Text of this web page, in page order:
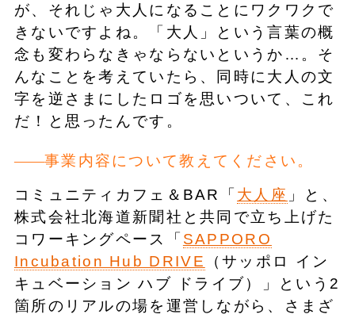
が、それじゃ大人になることにワクワクで
きないですよね。「大人」という言葉の概
念も変わらなきゃならないというか…。そ
んなことを考えていたら、同時に大人の文
字を逆さまにしたロゴを思いついて、これ
だ！と思ったんです。
事業内容について教えてください。
コミュニティカフェ＆BAR「 大人座 」と、
株式会社北海道新聞社と共同で立ち上げた
コワーキングペース「 SAPPORO
Incubation Hub DRIVE
（サッポロ イン
キュベーション ハブ ドライブ）」という2
箇所のリアルの場を運営しながら、さまざ